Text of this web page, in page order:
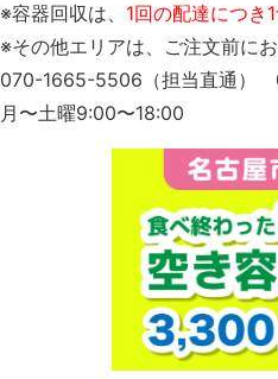
※容器回収は、 1回の配達につき
※その他エリアは、ご注文前に
070-1665-5506（担当直通）
月〜土曜9:00〜18:00